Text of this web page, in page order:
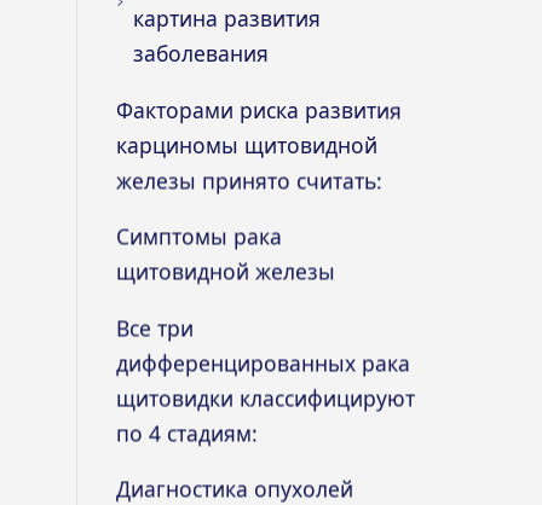
картина развития
заболевания
Факторами риска развития
карциномы щитовидной
железы принято считать:
Симптомы рака
щитовидной железы
Все три
дифференцированных рака
щитовидки классифицируют
по 4 стадиям:
Диагностика опухолей